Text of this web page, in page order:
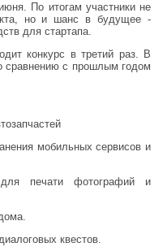
По итогам участники не
но и шанс в будущее -
для стартапа.
конкурс в третий раз. В
сравнению с прошлым годом
мобильных сервисов и
печати фотографий и
квестов.